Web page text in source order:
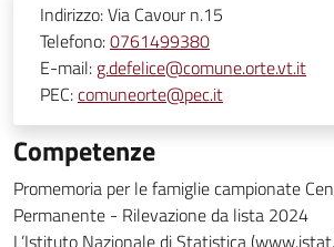
Indirizzo:Via Cavour n.15
Telefono:0761499380
E-mail: g.defelice@comune.orte.vt.it
PEC:comuneorte@pec.it
Competenze
Promemoria per le famiglie campionate
Permanente - Rilevazione da lista 2024
L’Istituto Nazionale di Statistica